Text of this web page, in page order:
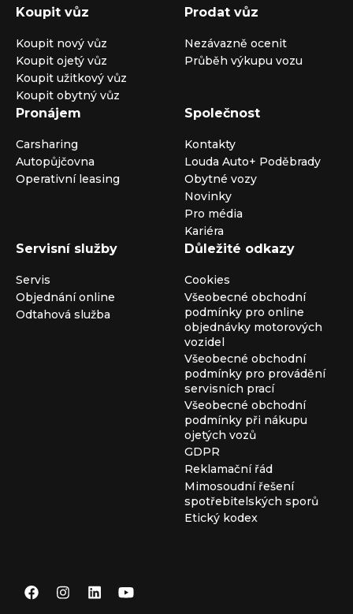
Koupit vůz
Koupit nový vůz
Koupit ojetý vůz
Koupit užitkový vůz
Koupit obytný vůz
Prodat vůz
Nezávazně ocenit
Průběh výkupu vozu
Pronájem
Carsharing
Autopůjčovna
Operativní leasing
Společnost
Kontakty
Louda Auto+ Poděbrady
Obytné vozy
Novinky
Pro média
Kariéra
Servisní služby
Servis
Objednání online
Odtahová služba
Důležité odkazy
Cookies
Všeobecné obchodní
podmínky pro online
objednávky motorových
vozidel
Všeobecné obchodní
podmínky pro provádění
servisních prací
Všeobecné obchodní
podmínky při nákupu
ojetých vozů
GDPR
Reklamační řád
Mimosoudní řešení
spotřebitelských sporů
Etický kodex